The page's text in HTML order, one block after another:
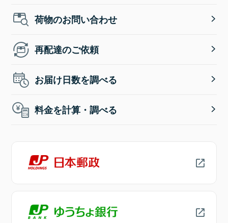
荷物のお問い合わせ
再配達のご依頼
お届け日数を調べる
料金を計算・調べる